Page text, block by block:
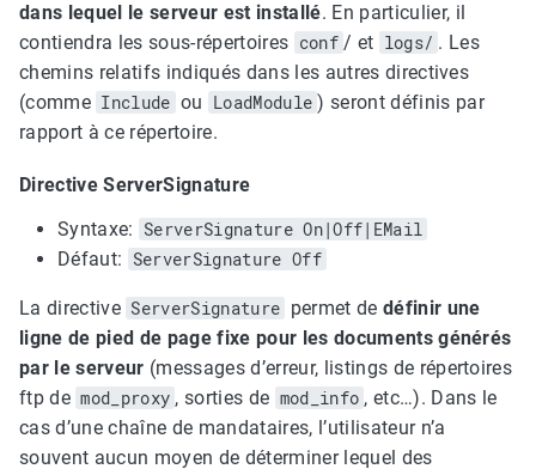
dans lequel le serveur est installé. En particulier, il
contiendra les sous-répertoires conf / et logs/ . Les
chemins relatifs indiqués dans les autres directives
(comme Include ou LoadModule ) seront définis par
rapport à ce répertoire.
Directive ServerSignature
Syntaxe: ServerSignature On|Off|EMail
Défaut: ServerSignature Off
La directive ServerSignature permet de définir une
ligne de pied de page fixe pour les documents générés
par le serveur (messages d’erreur, listings de répertoires
ftp de mod_proxy , sorties de mod_info , etc…). Dans le
cas d’une chaîne de mandataires, l’utilisateur n’a
souvent aucun moyen de déterminer lequel des